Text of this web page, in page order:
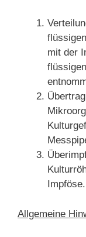
mit der
Impföse.
Allgemeine